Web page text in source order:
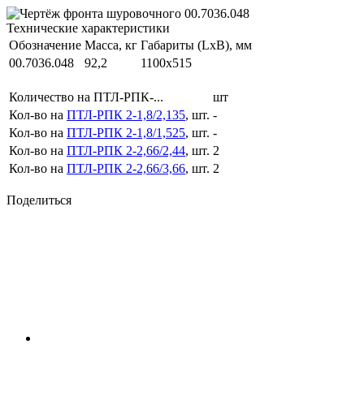
Технические характеристики
Обозначение Масса, кг Габариты (LxB), мм
00.7036.048
92,2 1100x515
Количество на ПТЛ-РПК-...
шт
Кол-во на ПТЛ-РПК 2-1,8/2,135, шт. -
Кол-во на ПТЛ-РПК 2-1,8/1,525, шт. -
Кол-во на ПТЛ-РПК 2-2,66/2,44, шт. 2
Кол-во на ПТЛ-РПК 2-2,66/3,66, шт. 2
Поделиться